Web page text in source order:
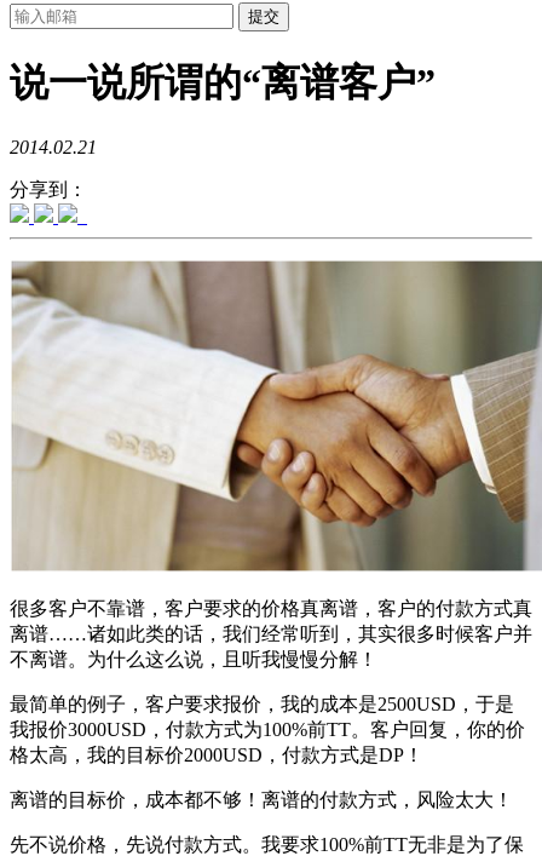
说一说所谓的“离谱客户”
2014.02.21
分享到：
很多客户不靠谱，客户要求的价格真离谱，客户的付款方式真
离谱……诸如此类的话，我们经常听到，其实很多时候客户并
不离谱。为什么这么说，且听我慢慢分解！
最简单的例子，客户要求报价，我的成本是2500USD，于是
我报价3000USD，付款方式为100%前TT。客户回复，你的价
格太高，我的目标价2000USD，付款方式是DP！
离谱的目标价，成本都不够！离谱的付款方式，风险太大！
先不说价格，先说付款方式。我要求100%前TT无非是为了保